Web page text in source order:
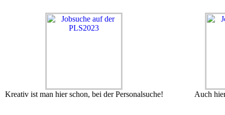
Kreativ ist man hier schon, bei der Personalsuche! Auch